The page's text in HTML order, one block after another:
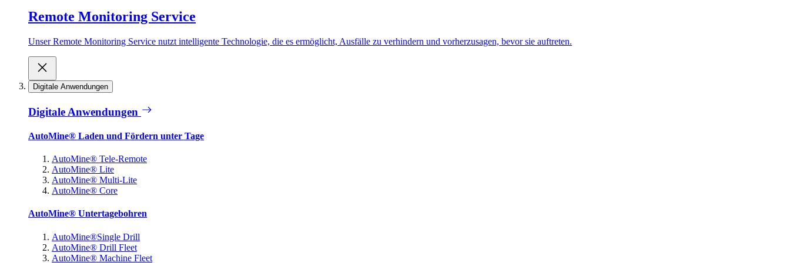
Remote Monitoring Service
Unser Remote Monitoring Service nutzt intelligente Technologie, die es ermöglicht, Ausfälle zu verhindern und vorherzusagen, bevor sie auftreten.
Digitale Anwendungen
Digitale Anwendungen
AutoMine® Laden und Fördern unter Tage
AutoMine® Tele-Remote
AutoMine® Lite
AutoMine® Multi-Lite
AutoMine® Core
AutoMine® Untertagebohren
AutoMine®Single Drill
AutoMine® Drill Fleet
AutoMine® Machine Fleet